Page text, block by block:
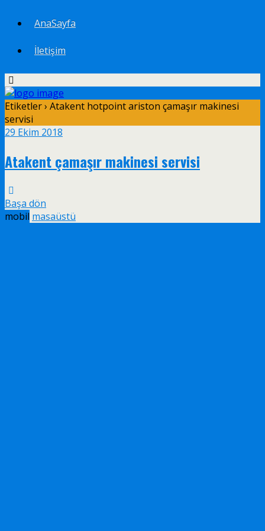
AnaSayfa
İletişim
Etiketler › Atakent hotpoint ariston çamaşır makinesi
servisi
29 Ekim 2018
Atakent çamaşır makinesi servisi
Başa dön
mobil masaüstü